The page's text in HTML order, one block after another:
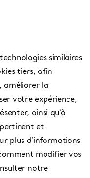
— Boutiques
similaires
tiers, afin
améliorer la
votre expérience,
ainsi qu’à
et
plus d’informations
modifier vos
notre